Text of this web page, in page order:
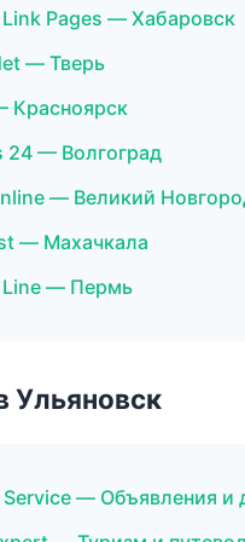
Pages — Хабаровск
— Тверь
Красноярск
24 — Волгоград
— Великий
— Махачкала
Line — Пермь
Ульяновск
Service — Объявления и